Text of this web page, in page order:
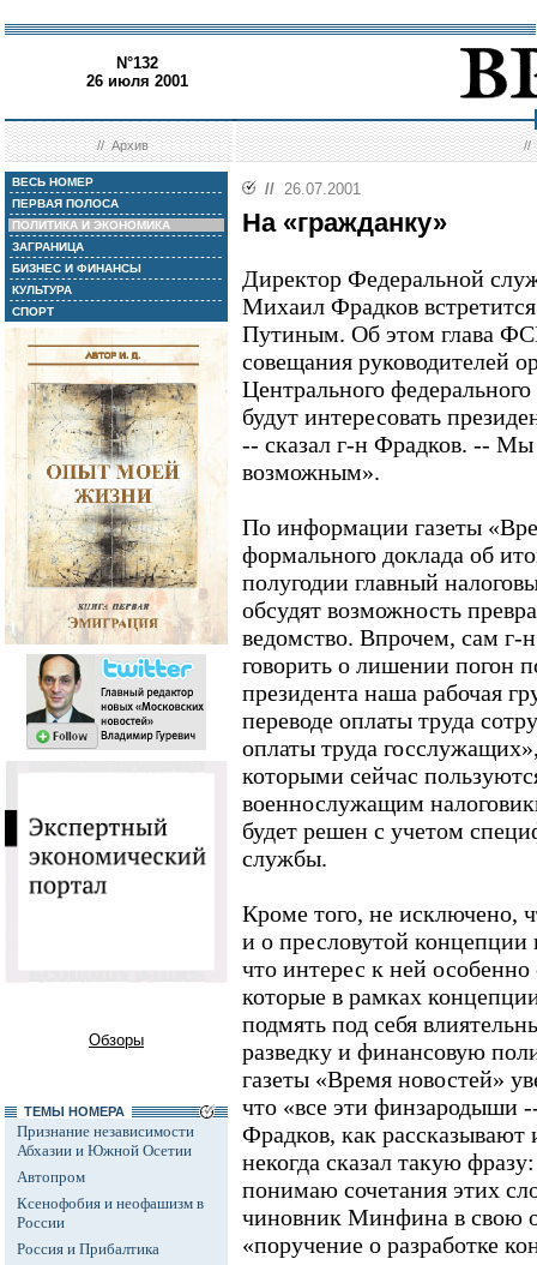
N°132
26 июля 2001
//Архив //
ВЕСЬ НОМЕР
ПЕРВАЯ ПОЛОСА
ПОЛИТИКА И ЭКОНОМИКА
ЗАГРАНИЦА
БИЗНЕС И ФИНАНСЫ
КУЛЬТУРА
СПОРТ
Обзоры
ТЕМЫ НОМЕРА
Признание независимости
Абхазии и Южной Осетии
Автопром
Ксенофобия и неофашизм в
России
Россия и Прибалтика
// 26.07.2001
На «гражданку»
Директор Федеральной
Михаил Фрадков
Путиным. Об этом глава
совещания руководителей
Центрального
будут интересовать
-- сказал г-н Фрадков. -- Мы
возможным».
По информации газеты
формального доклада об
полугодии главный
обсудят возможность
ведомство. Впрочем, сам г-
говорить о лишении погон
президента наша рабочая
переводе оплаты труда
оплаты труда
которыми сейчас
военнослужащим
будет решен с учетом
службы.
Кроме того, не исключено,
и о пресловутой концепции
что интерес к ней
которые в рамках
подмять под себя
разведку и финансовую
газеты «Время новостей»
что «все эти
Фрадков, как рассказывают
некогда сказал такую
понимаю сочетания этих
чиновник Минфина в свою
«поручение о разработке